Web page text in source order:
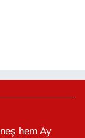
hem Ay